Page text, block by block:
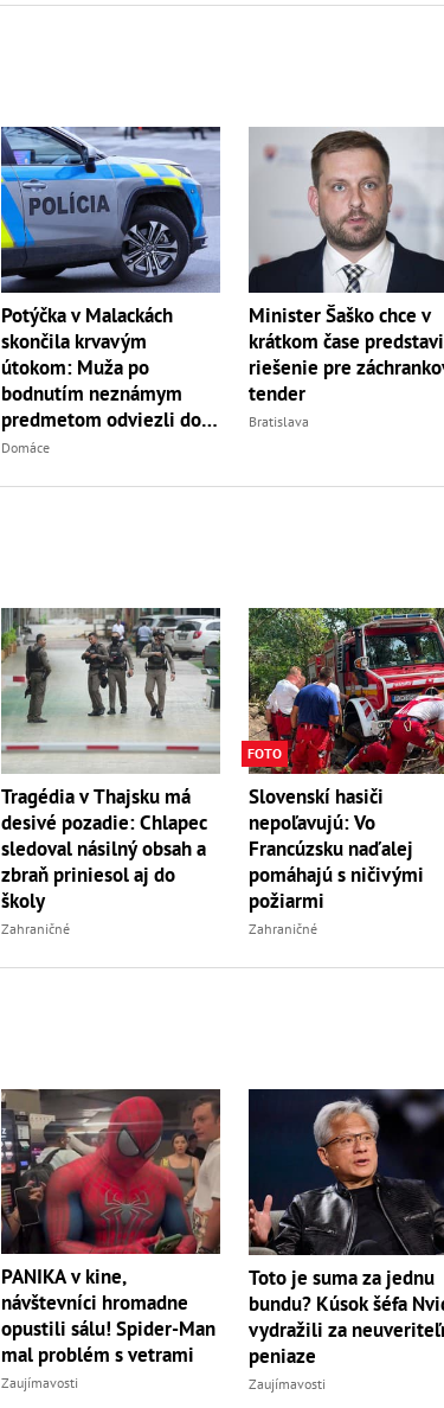
Potýčka v Malackách
skončila krvavým
útokom: Muža po
bodnutím neznámym
predmetom odviezli do
nemocnice
Domáce
Minister Šaško chce v
krátkom čase
riešenie pre
tender
Bratislava
Tragédia v Thajsku má
desivé pozadie: Chlapec
sledoval násilný obsah a
zbraň priniesol aj do
školy
Zahraničné
FOTO
Slovenskí hasiči
nepoľavujú: Vo
Francúzsku naďalej
pomáhajú s ničivými
požiarmi
Zahraničné
PANIKA v kine,
návštevníci hromadne
opustili sálu! Spider-Man
mal problém s vetrami
Zaujímavosti
Toto je suma za jednu
bundu? Kúsok šéfa
vydražili za
peniaze
Zaujímavosti